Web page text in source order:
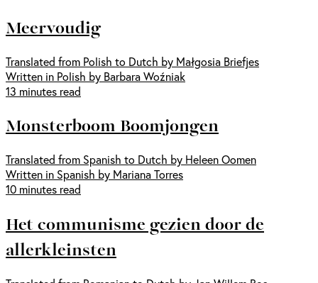
Meervoudig
Translated from Polish to Dutch by Małgosia Briefjes
Written in Polish by Barbara Woźniak
13 minutes read
Monsterboom Boomjongen
Translated from Spanish to Dutch by Heleen Oomen
Written in Spanish by Mariana Torres
10 minutes read
Het communisme gezien door de
allerkleinsten